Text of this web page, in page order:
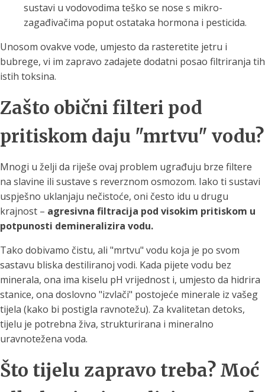
sustavi u vodovodima teško se nose s mikro-
zagađivačima poput ostataka hormona i pesticida.
Unosom ovakve vode, umjesto da rasteretite jetru i
bubrege, vi im zapravo zadajete dodatni posao filtriranja tih
istih toksina.
Zašto obični filteri pod
pritiskom daju "mrtvu" vodu?
Mnogi u želji da riješe ovaj problem ugrađuju brze filtere
na slavine ili sustave s reverznom osmozom. Iako ti sustavi
uspješno uklanjaju nečistoće, oni često idu u drugu
krajnost – agresivna filtracija pod visokim pritiskom u
potpunosti demineralizira vodu.
Tako dobivamo čistu, ali "mrtvu" vodu koja je po svom
sastavu bliska destiliranoj vodi. Kada pijete vodu bez
minerala, ona ima kiselu pH vrijednost i, umjesto da hidrira
stanice, ona doslovno "izvlači" postojeće minerale iz vašeg
tijela (kako bi postigla ravnotežu). Za kvalitetan detoks,
tijelu je potrebna živa, strukturirana i mineralno
uravnotežena voda.
Što tijelu zapravo treba? Moć